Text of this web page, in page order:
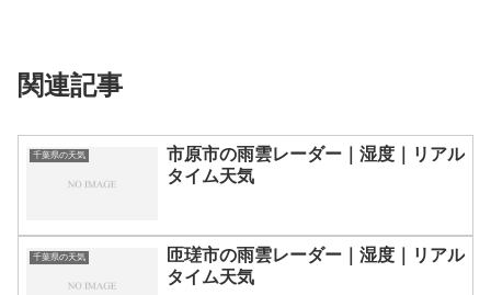
関連記事
千葉県の天気
市原市の雨雲レーダー｜湿度｜リアル
タイム天気
千葉県の天気
匝瑳市の雨雲レーダー｜湿度｜リアル
タイム天気